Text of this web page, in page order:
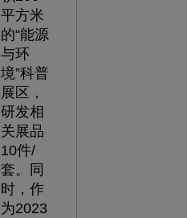
平方米
的“能源
与环
境”科普
展区，
研发相
关展品
10件/
套。同
时，作
为2023